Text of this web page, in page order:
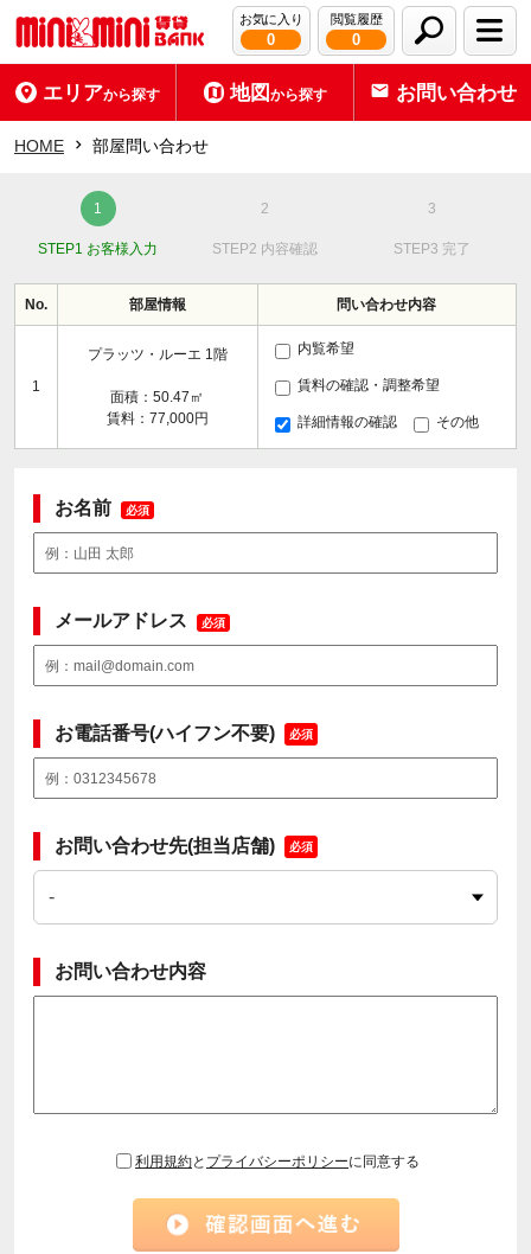
お気に入り
0
閲覧履歴
0
エリアから探す 地図から探す お問い合わせ
HOME 部屋問い合わせ
STEP1 お客様入力 STEP2 内容確認 STEP3 完了
No. 部屋情報 問い合わせ内容
1
プラッツ・ルーエ 1階
面積：50.47㎡
賃料：77,000円
内覧希望
賃料の確認・調整希望
詳細情報の確認 その他
お名前 必須
メールアドレス 必須
お電話番号(ハイフン不要) 必須
お問い合わせ先(担当店舗) 必須
お問い合わせ内容
利用規約と プライバシーポリシーに同意する